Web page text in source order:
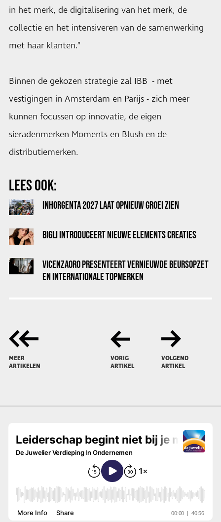
in het merk, de digitalisering van het merk, de
collectie en het intensiveren van de samenwerking
met haar klanten.”
Binnen de gekozen strategie zal IBB - met
vestigingen in Amsterdam en Parijs - zich meer
kunnen focussen op innovatie, de eigen
sieradenmerken Moments en Blush en de
distributiemerken.
LEES OOK:
INHORGENTA 2027 LAAT OPNIEUW GROEI ZIEN
BIGLI INTRODUCEERT NIEUWE ELEMENTS CREATIES
VICENZAORO PRESENTEERT VERNIEUWDE BEURSOPZET
EN INTERNATIONALE TOPMERKEN
MEER
ARTIKELEN
VORIG
ARTIKEL
VOLGEND
ARTIKEL